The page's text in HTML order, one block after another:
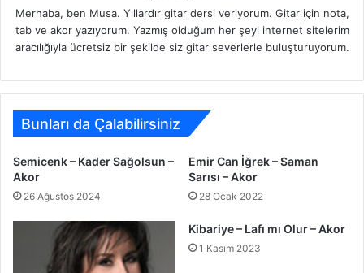
Merhaba, ben Musa. Yıllardır gitar dersi veriyorum. Gitar için nota,
tab ve akor yazıyorum. Yazmış olduğum her şeyi internet sitelerim
aracılığıyla ücretsiz bir şekilde siz gitar severlerle buluşturuyorum.
Bunları da Çalabilirsiniz
Semicenk – Kader Sağolsun –
Akor
26 Ağustos 2024
Emir Can İğrek – Saman
Sarısı – Akor
28 Ocak 2022
Kibariye – Lafı mı Olur – Akor
1 Kasım 2023